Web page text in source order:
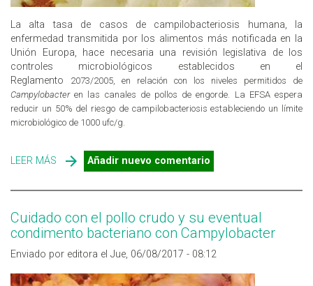
La alta tasa de casos de campilobacteriosis humana, la
enfermedad transmitida por los alimentos más notificada en la
Unión Europa, hace necesaria una revisión legislativa de los
controles microbiológicos establecidos en el
Reglamento
2073/2005, en relación con los niveles permitidos de
Campylobacteren las canales de pollos de engorde. La EFSA espera
reducir un 50% del riesgo de campilobacteriosis estableciendo un límite
microbiológico de 1000 ufc/g.
LEER MÁS SOBRE PLAN DE CONTROL PARA CAMPYLOBACTER:
MODIFICACIÓN DEL REGLAMENTO 2073/2005 SOBRE
CRITERIOS MICROBIOLÓGICOS
Añadir nuevo comentario
Cuidado con el pollo crudo y su eventual
condimento bacteriano con Campylobacter
Enviado por editora el Jue, 06/08/2017 - 08:12